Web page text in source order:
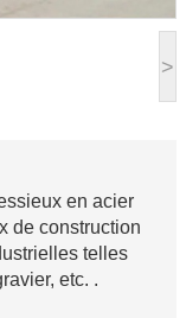
>
en acier
de construction
telles
etc. .